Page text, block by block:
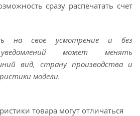
сразу распечатать счет
на свое усмотрение и без
уведомлений может менять
вид, страну производства и
модели.
товара могут отличаться